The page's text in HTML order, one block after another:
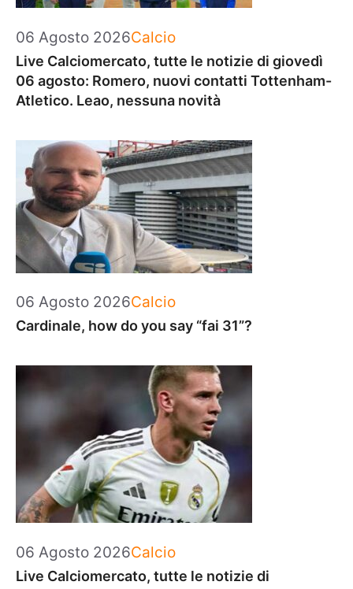
06 Agosto 2026Categorie
Calcio
Live Calciomercato, tutte le notizie di giovedì
06 agosto: Romero, nuovi contatti Tottenham-
Atletico. Leao, nessuna novità
06 Agosto 2026Categorie
Calcio
Cardinale, how do you say “fai 31”?
06 Agosto 2026Categorie
Calcio
Live Calciomercato, tutte le notizie di